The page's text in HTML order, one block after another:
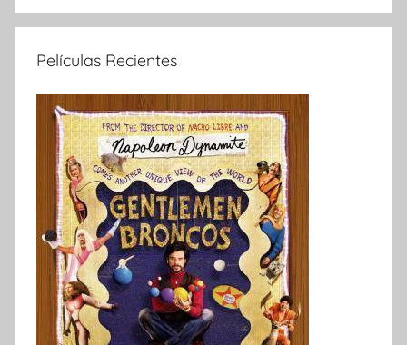
s
a
u
Películas Recientes